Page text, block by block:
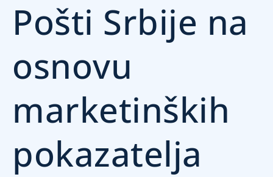
Pošti Srbije na
osnovu
marketinških
pokazatelja